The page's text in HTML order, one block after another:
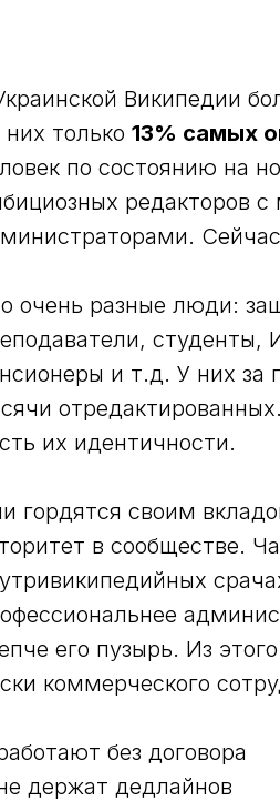
Википедии
них только 13% самых
по состоянию на
редакторов
очень разные люди:
студенты,
и т.д. У них за
их идентичности.
гордятся своим
в сообществе.
его пузырь. Из
коммерческого
без договора
держат дедлайнов